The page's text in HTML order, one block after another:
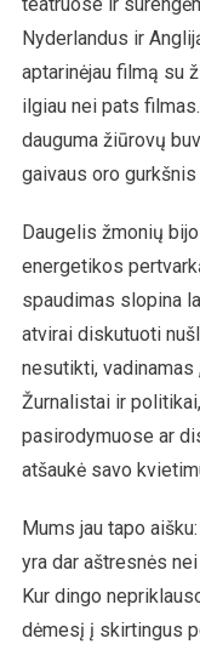
Nyderlandus ir
aptarinėjau filmą su
ilgiau nei pats
dauguma žiūrovų
gaivaus oro
Daugelis žmonių
energetikos
spaudimas slopina
atvirai diskutuoti
nesutikti, vadinamas
Žurnalistai ir
pasirodymuose ar
atšaukė savo
Mums jau tapo
yra dar aštresnės
Kur dingo
dėmesį į skirtingus